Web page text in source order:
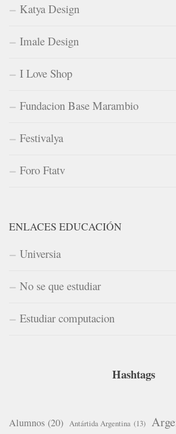
Katya Design
Imale Design
I Love Shop
Fundacion Base Marambio
Festivalya
Foro Ftatv
ENLACES EDUCACIÓN
Universia
No se que estudiar
Estudiar computacion
Hashtags
Alumnos (20) Antártida Argentina (13)